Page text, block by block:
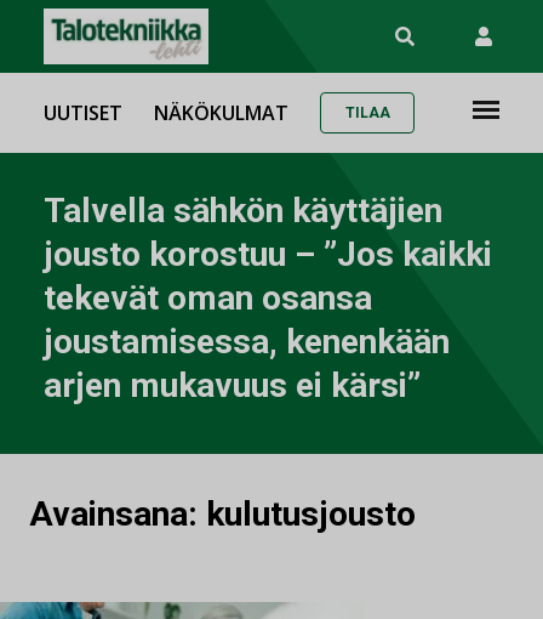
UUTISET NÄKÖKULMAT TILAA
Talvella sähkön käyttäjien
jousto korostuu – ”Jos kaikki
tekevät oman osansa
joustamisessa, kenenkään
arjen mukavuus ei kärsi”
Avainsana: kulutusjousto